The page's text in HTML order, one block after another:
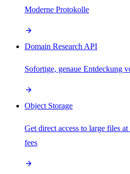
Moderne Protokolle
Domain Research API
Sofortige, genaue Entdeckung
Object Storage
Get direct access to large files
fees